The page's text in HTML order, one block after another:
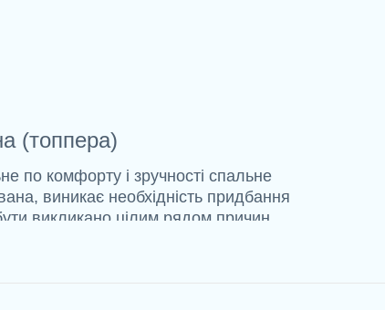
(топпера)
по комфорту і зручності спальне
виникає необхідність придбання
викликано цілим рядом причин.